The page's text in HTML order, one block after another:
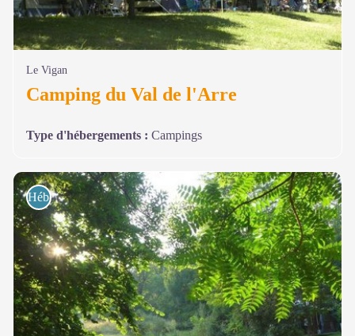
Le Vigan
Camping du Val de l'Arre
Type d'hébergements : Campings
Hébergements